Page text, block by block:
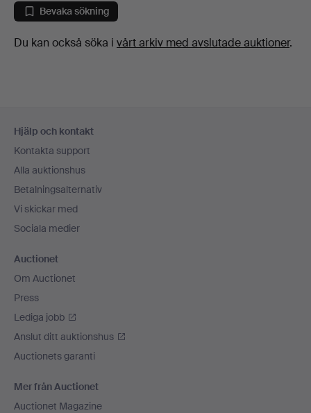
Bevaka sökning
Du kan också söka i vårt arkiv med avslutade auktioner.
Hjälp och kontakt
Kontakta support
Alla auktionshus
Betalningsalternativ
Vi skickar med
Sociala medier
Auctionet
Om Auctionet
Press
Lediga jobb
Anslut ditt auktionshus
Auctionets garanti
Mer från Auctionet
Auctionet Magazine